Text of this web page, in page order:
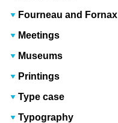
Fourneau and Fornax
Meetings
Museums
Printings
Type case
Typography